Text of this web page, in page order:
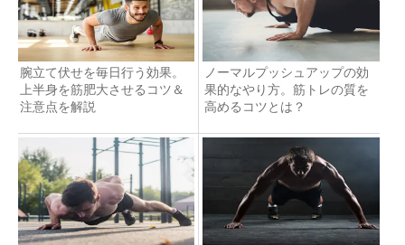
腕立て伏せを毎日行う効果。
上半身を筋肥大させるコツ＆
注意点を解説
ノーマルプッシュアップの効
果的なやり方。筋トレの質を
高めるコツとは？